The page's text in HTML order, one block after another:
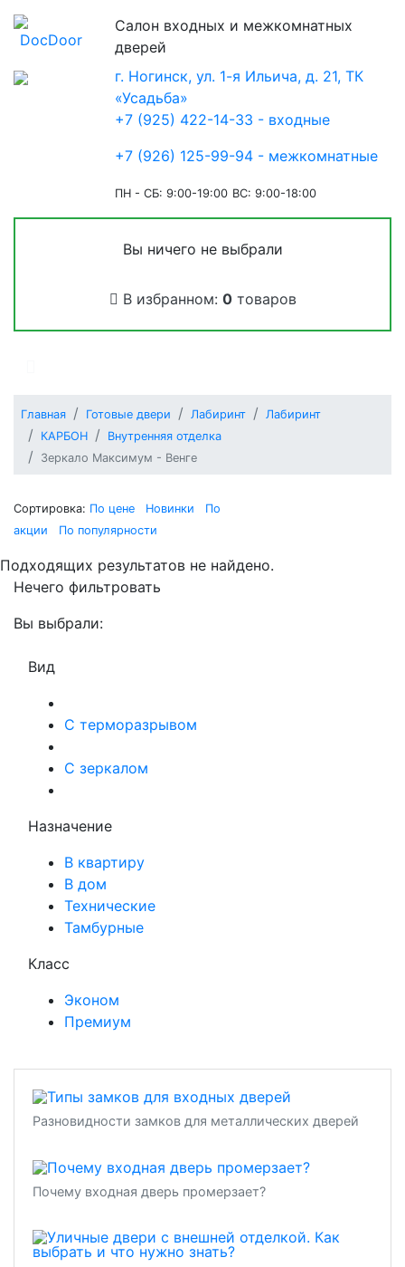
Салон входных и межкомнатных
дверей
г. Ногинск, ул. 1-я Ильича, д. 21, ТК
«Усадьба»
+7 (925) 422-14-33 - входные
+7 (926) 125-99-94 - межкомнатные
ПН - СБ: 9:00-19:00 ВС: 9:00-18:00
Вы ничего не выбрали
В избранном: 0товаров
Главная Готовые двери Лабиринт
Лабиринт
КАРБОН
Внутренняя отделка
Зеркало Максимум - Венге
Сортировка: По цене Новинки
По
акции
По популярности
Подходящих результатов не найдено.
Нечего фильтровать
Вы выбрали:
Вид
С терморазрывом
С зеркалом
Назначение
В квартиру
В дом
Технические
Тамбурные
Класс
Эконом
Премиум
Разновидности замков для металлических дверей
Почему входная дверь промерзает?